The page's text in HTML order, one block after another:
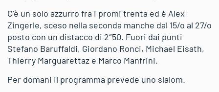
C’è un solo azzurro fra i promi trenta ed è Alex
Zingerle, sceso nella seconda manche dal 15/o al 27/o
posto con un distacco di 2″50. Fuori dai punti
Stefano Baruffaldi, Giordano Ronci, Michael Eisath,
Thierry Marguarettaz e Marco Manfrini.
Per domani il programma prevede uno slalom.